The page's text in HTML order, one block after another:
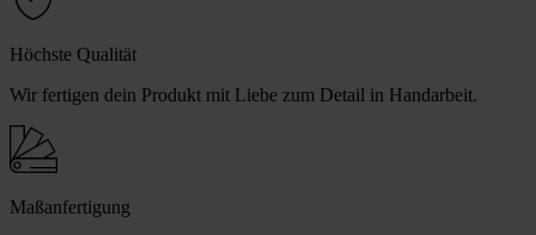
Höchste Qualität
Wir fertigen dein Produkt mit Liebe zum Detail in Handarbeit.
Maßanfertigung